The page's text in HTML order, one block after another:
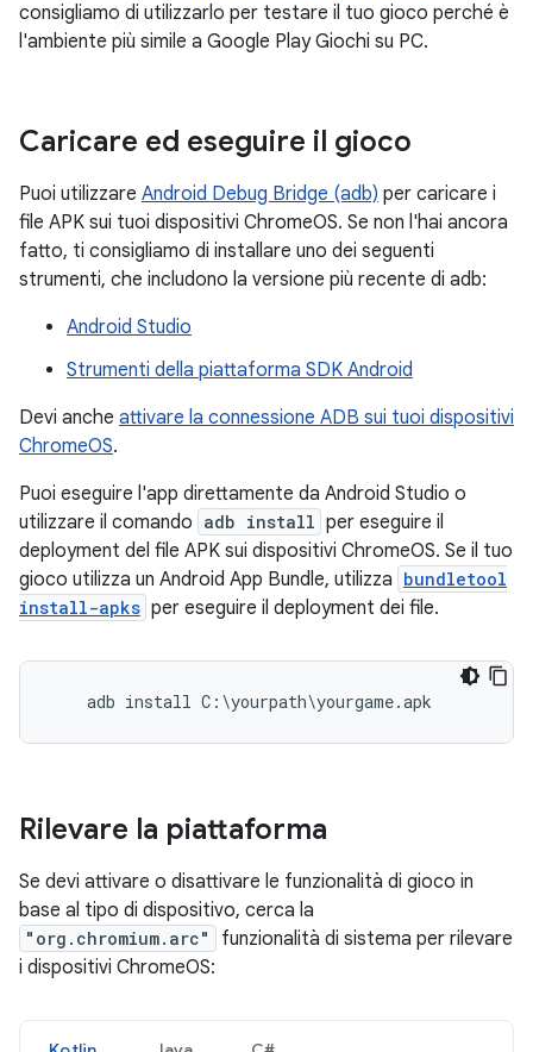
consigliamo di utilizzarlo per testare il tuo gioco perché è
l'ambiente più simile a Google Play Giochi su PC.
Caricare ed eseguire il gioco
Puoi utilizzare Android Debug Bridge (adb) per caricare i
file APK sui tuoi dispositivi ChromeOS. Se non l'hai ancora
fatto, ti consigliamo di installare uno dei seguenti
strumenti, che includono la versione più recente di adb:
Android Studio
Strumenti della piattaforma SDK Android
Devi anche attivare la connessione ADB sui tuoi dispositivi
ChromeOS.
Puoi eseguire l'app direttamente da Android Studio o
utilizzare il comando adb install per eseguire il
deployment del file APK sui dispositivi ChromeOS. Se il tuo
gioco utilizza un Android App Bundle, utilizza bundletool
install-apks per eseguire il deployment dei file.
Rilevare la piattaforma
Se devi attivare o disattivare le funzionalità di gioco in
base al tipo di dispositivo, cerca la
"org.chromium.arc"
funzionalità di sistema per rilevare
i dispositivi ChromeOS: